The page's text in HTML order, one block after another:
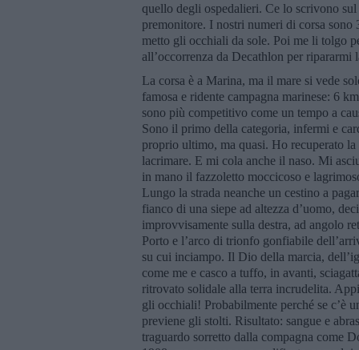
quello degli ospedalieri. Ce lo scrivono
premonitore. I nostri numeri di corsa
metto gli occhiali da sole. Poi me li tolgo
all’occorrenza da Decathlon per ripararmi
La corsa è a Marina, ma il mare si vede
famosa e ridente campagna marinese: 6
sono più competitivo come un tempo a
Sono il primo della categoria, infermi e
proprio ultimo, ma quasi. Ho recuperato
lacrimare. E mi cola anche il naso. Mi
in mano il fazzoletto moccicoso e
Lungo la strada neanche un cestino a
fianco di una siepe ad altezza d’uomo,
improvvisamente sulla destra, ad angolo
Porto e l’arco di trionfo gonfiabile
su cui inciampo. Il Dio della marcia,
come me e casco a tuffo, in avanti,
ritrovato solidale alla terra incrudelita.
gli occhiali! Probabilmente perché se c’è
previene gli stolti. Risultato: sangue e
traguardo sorretto dalla compagna come